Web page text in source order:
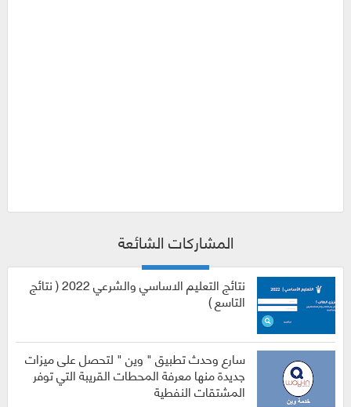
المشاركات الشائعة
نتائج التعليم الاساسي والشرعي 2022 ( نتائج
التاسع )
سارع وحدث تطبيق " وين " لتحصل على ميزات
جديدة منها معرفة المحطات القريبة التي توفر
المشتقات النفطية